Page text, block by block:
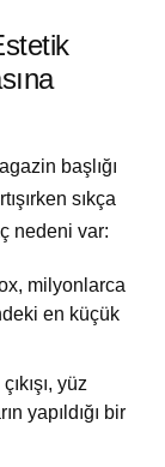
başlığı
sıkça
nedeni var:
milyonlarca
en küçük
yüz
yapıldığı bir